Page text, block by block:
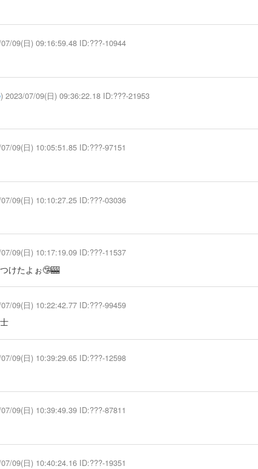
09(日) 09:16:59.48 ID:???-10944
) 2023/07/09(日) 09:36:22.18 ID:???-21953
09(日) 10:05:51.85 ID:???-97151
09(日) 10:10:27.25 ID:???-03036
09(日) 10:17:19.09 ID:???-11537
けたよぉ🤥🎰
09(日) 10:22:42.77 ID:???-99459
09(日) 10:39:29.65 ID:???-12598
09(日) 10:39:49.39 ID:???-87811
09(日) 10:40:24.16 ID:???-19351